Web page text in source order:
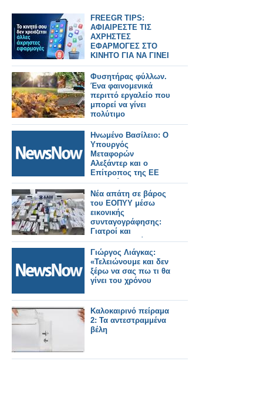
FREEGR TIPS:
ΑΦΙΑΙΡΕΣΤΕ ΤΙΣ
ΑΧΡΗΣΤΕΣ
ΕΦΑΡΜΟΓΕΣ ΣΤΟ
ΚΙΝΗΤΟ ΓΙΑ ΝΑ ΓΙΝΕΙ
ΠΙΟ ΓΡΗΓΟΡΟ
Φυσητήρας φύλλων.
Ένα φαινομενικά
περιττό εργαλείο που
μπορεί να γίνει
πολύτιμο
Ηνωμένο Βασίλειο: Ο
Υπουργός
Μεταφορών
Αλεξάντερ και ο
Επίτροπος της ΕΕ
Τζιτζικώστας, θα
διασφαλίσουν την
ομαλή λειτουργία των
συνοριακών ελέγχων
μέσω του EES.
Νέα απάτη σε βάρος
του ΕΟΠΥΥ μέσω
εικονικής
συνταγογράφησης:
Γιατροί και
φαρμακοποιοί στο
κόλπο, άνω των
400.000 ευρώ η ζημιά
Γιώργος Λιάγκας:
«Τελειώνουμε και δεν
ξέρω να σας πω τι θα
γίνει του χρόνου
Καλοκαιρινό πείραμα
2: Τα αντεστραμμένα
βέλη